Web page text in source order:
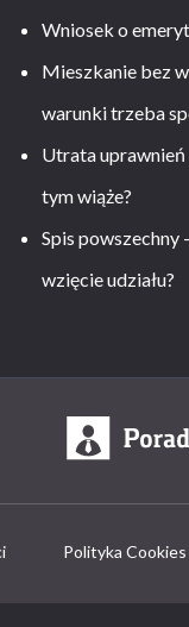
Wniosek o
Mieszkanie bez
warunki trzeba
Utrata
tym wiąże?
Spis powszechny
wzięcie udziału?
Polityka Cookies